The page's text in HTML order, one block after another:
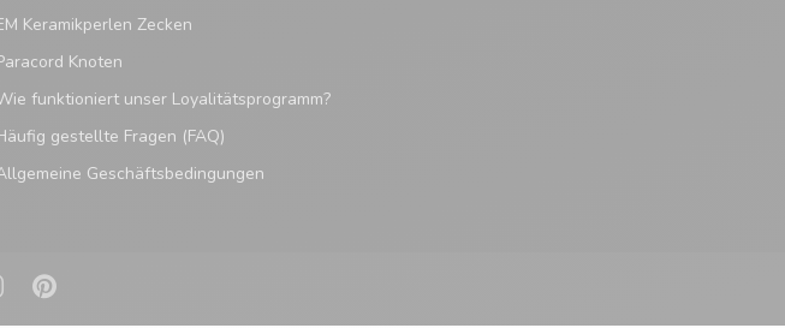
Keramikperlen Zecken
Knoten
funktioniert unser Loyalitätsprogramm?
gestellte Fragen (FAQ)
Geschäftsbedingungen